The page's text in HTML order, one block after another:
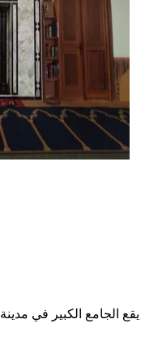
يقع الجامع الكبير في